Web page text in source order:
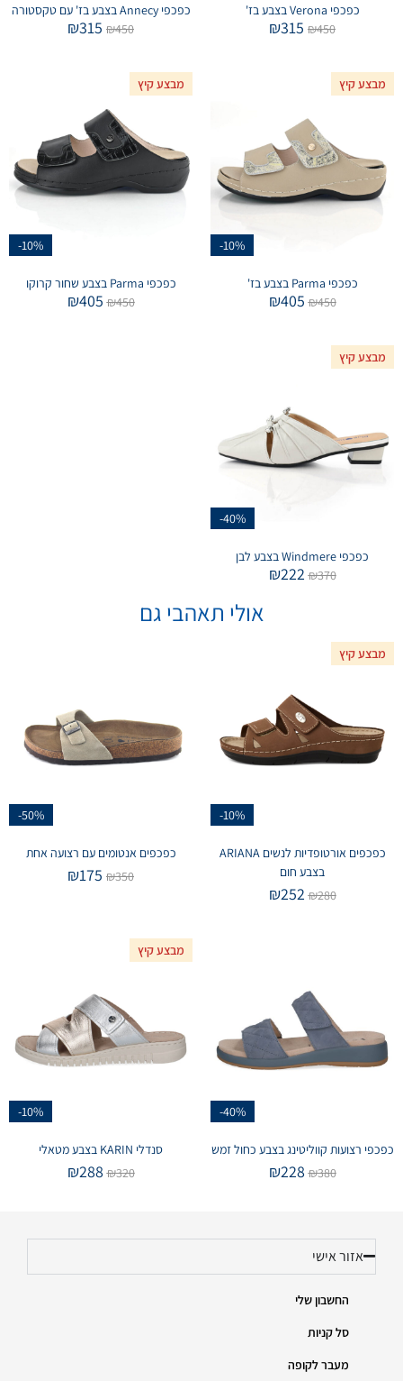
כפכפי Verona בצבע בז'
₪450
₪315
כפכפי Annecy בצבע בז' עם טקסטורה
₪450
₪315
מבצע קיץ
-10%
כפכפי Parma בצבע בז'
₪450
₪405
מבצע קיץ
-10%
כפכפי Parma בצבע שחור קרוקו
₪450
₪405
מבצע קיץ
-40%
כפכפי Windmere בצבע לבן
₪370
₪222
אולי תאהבי גם
מבצע קיץ
-10%
כפכפים אורטופדיות לנשים ARIANA
בצבע חום
₪280
₪252
-50%
כפכפים אנטומים עם רצועה אחת
₪350
₪175
-40%
כפכפי רצועות קווליטינג בצבע כחול זמש
₪380
₪228
מבצע קיץ
-10%
סנדלי KARIN בצבע מטאלי
₪320
₪288
אזור אישי
החשבון שלי
סל קניות
מעבר לקופה